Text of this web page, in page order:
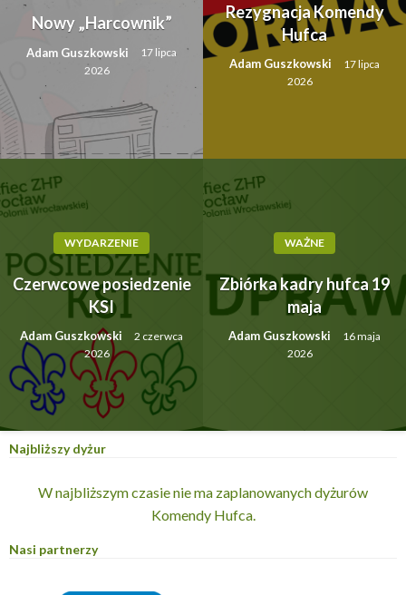
Nowy „Harcownik”
Adam Guszkowski
17 lipca
2026
Rezygnacja Komendy
Hufca
Adam Guszkowski
17 lipca
2026
WYDARZENIE
Czerwcowe posiedzenie
KSI
Adam Guszkowski
2 czerwca
2026
WAŻNE
Zbiórka kadry hufca 19
maja
Adam Guszkowski
16 maja
2026
Najbliższy dyżur
W najbliższym czasie nie ma zaplanowanych dyżurów
Komendy Hufca.
Nasi partnerzy